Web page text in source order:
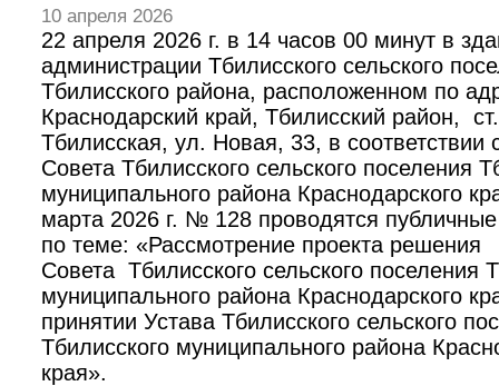
10 апреля 2026
22 апреля 2026 г. в 14 часов 00 минут в
администрации Тбилисского сельского
Тбилисского района, расположенном по
Краснодарский край, Тбилисский район, ст.
Тбилисская, ул. Новая, 33, в
Совета Тбилисского сельского поселения
муниципального района Краснодарского
марта 2026 г. № 128 проводятся
по теме: «Рассмотрение проекта решения
Совета Тбилисского сельского поселения
муниципального района Краснодарского
принятии Устава Тбилисского сельского
Тбилисского муниципального района
края».